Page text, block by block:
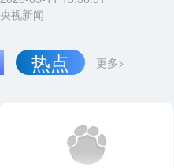
央视新闻
更多>
热点